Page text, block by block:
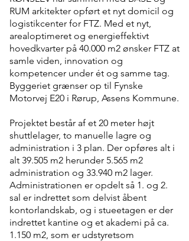
RUM arkitekter opført et nyt domicil og
logistikcenter for FTZ. Med et nyt,
arealoptimeret og energieffektivt
hovedkvarter på 40.000 m2 ønsker FTZ at
samle viden, innovation og
kompetencer under ét og samme tag.
Byggeriet grænser op til Fynske
Motorvej E20 i Rørup, Assens Kommune.
Projektet består af et 20 meter højt
shuttlelager, to manuelle lagre og
administration i 3 plan. Der opføres alt i
alt 39.505 m2 herunder 5.565 m2
administration og 33.940 m2 lager.
Administrationen er opdelt så 1. og 2.
sal er indrettet som delvist åbent
kontorlandskab, og i stueetagen er der
indrettet kantine og et akademi på ca.
1.150 m2, som er udstyretsom